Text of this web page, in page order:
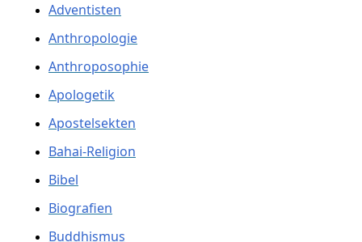
Adventisten
Anthropologie
Anthroposophie
Apologetik
Apostelsekten
Bahai-Religion
Bibel
Biografien
Buddhismus